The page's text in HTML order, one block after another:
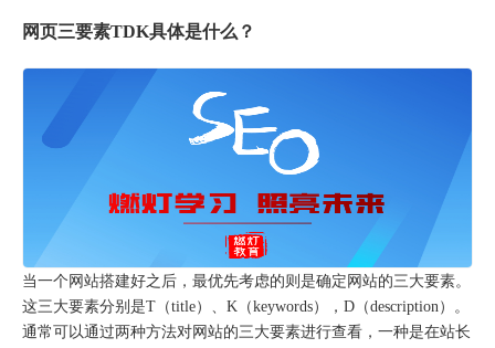
网页三要素TDK具体是什么？
当一个网站搭建好之后，最优先考虑的则是确定网站的三大要素。
这三大要素分别是T（title）、K（keywords），D（description）。
通常可以通过两种方法对网站的三大要素进行查看，一种是在站长